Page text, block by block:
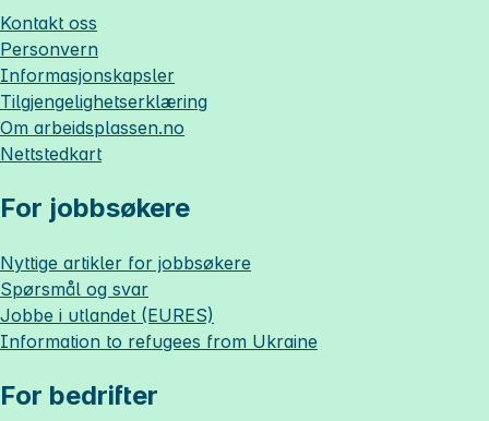
Kontakt oss
Personvern
Informasjonskapsler
Tilgjengelighetserklæring
Om arbeidsplassen.no
Nettstedkart
For jobbsøkere
Nyttige artikler for jobbsøkere
Spørsmål og svar
Jobbe i utlandet (EURES)
Information to refugees from Ukraine
For bedrifter